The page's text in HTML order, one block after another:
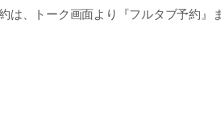
は、トーク画面より『フルタブ予約』